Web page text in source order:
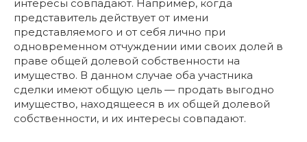
интересы совпадают. Например, когда
представитель действует от имени
представляемого и от себя лично при
одновременном отчуждении ими своих долей в
праве общей долевой собственности на
имущество. В данном случае оба участника
сделки имеют общую цель — продать выгодно
имущество, находящееся в их общей долевой
собственности, и их интересы совпадают.